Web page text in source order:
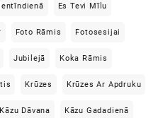
Es Tevi Mīlu
Foto Rāmis Fotosesijai
Jubilejā Koka Rāmis
Krūzes Krūzes Ar Apdruku
Kāzu Dāvana Kāzu Gadadienā